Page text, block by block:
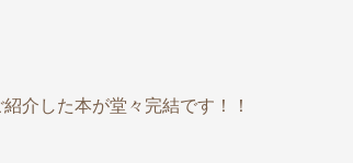
介した本が堂々完結です！！